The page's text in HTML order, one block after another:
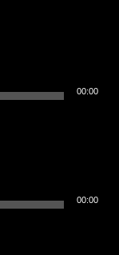
00:00
00:00